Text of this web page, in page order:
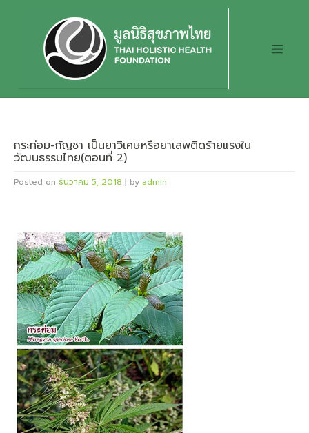
กระท่อม-กัญชา เป็นยาวิเศษหรือยาเสพติดร้ายแรงใน
วัฒนธรรมไทย(ตอนที่ 2)
Posted on ธันวาคม 5, 2018 | by admin